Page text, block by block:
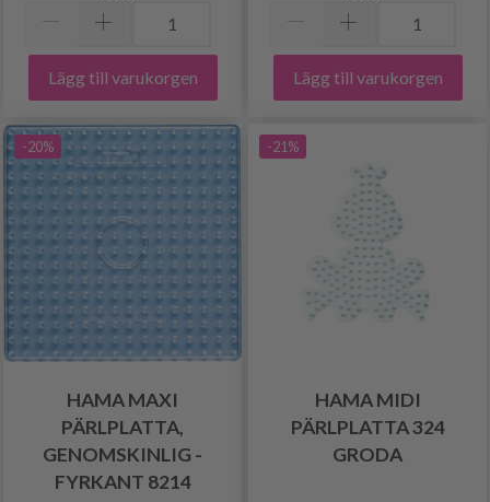
Lägg till varukorgen Lägg till varukorgen
-20%
HAMA MAXI
PÄRLPLATTA,
GENOMSKINLIG -
FYRKANT 8214
-21%
HAMA MIDI
PÄRLPLATTA 324
GRODA